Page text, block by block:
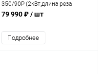
350/90P (2кВт,длина реза
900мм, глубина 90/65мм,
79 990 ₽/ шт
Подробнее